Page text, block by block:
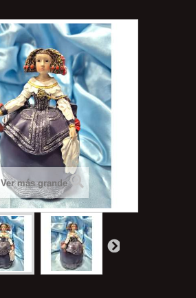
Ver más grande